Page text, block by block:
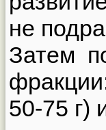
не
Затем
50-75 г)